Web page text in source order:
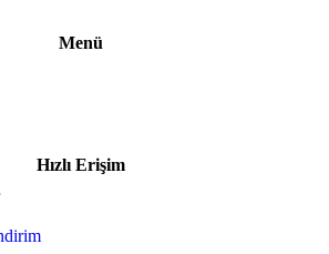
Menü
Hızlı Erişim